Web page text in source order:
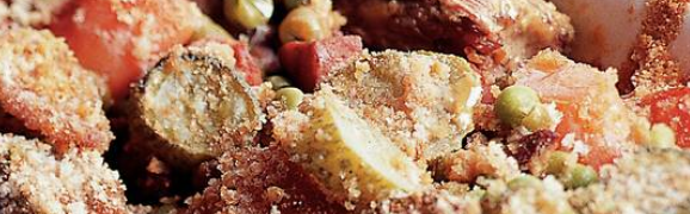
Wat vond je van dit recept?